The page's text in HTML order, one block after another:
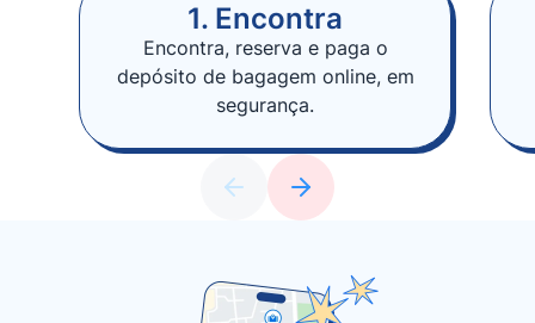
1. Encontra
Encontra, reserva e paga o
depósito de bagagem online, em
segurança.